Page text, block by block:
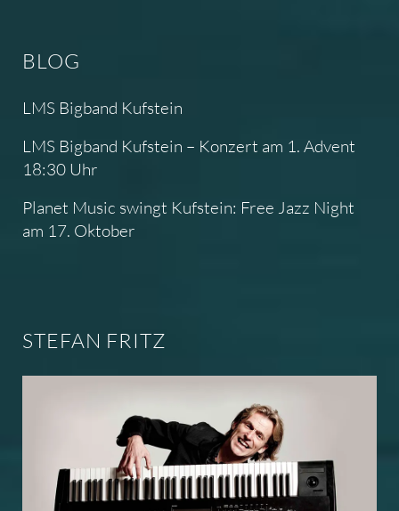
BLOG
LMS Bigband Kufstein
LMS Bigband Kufstein – Konzert am 1. Advent
18:30 Uhr
Planet Music swingt Kufstein: Free Jazz Night
am 17. Oktober
STEFAN FRITZ